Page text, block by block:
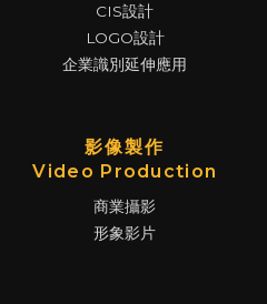
CIS設計
LOGO設計
企業識別延伸應用
影像製作
Video Production
商業攝影
形象影片